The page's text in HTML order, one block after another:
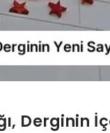
Derginin